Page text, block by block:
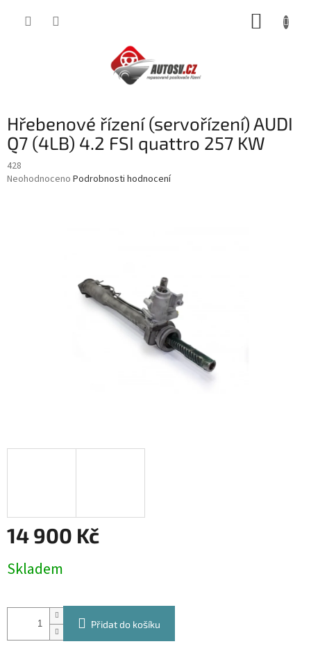
Hřebenové řízení (servořízení) AUDI
Q7 (4LB) 4.2 FSI quattro 257 KW
428
Průměrné
Neohodnoceno Podrobnosti hodnocení
14 900 Kč
cena:
Skladem
Přidat do košíku